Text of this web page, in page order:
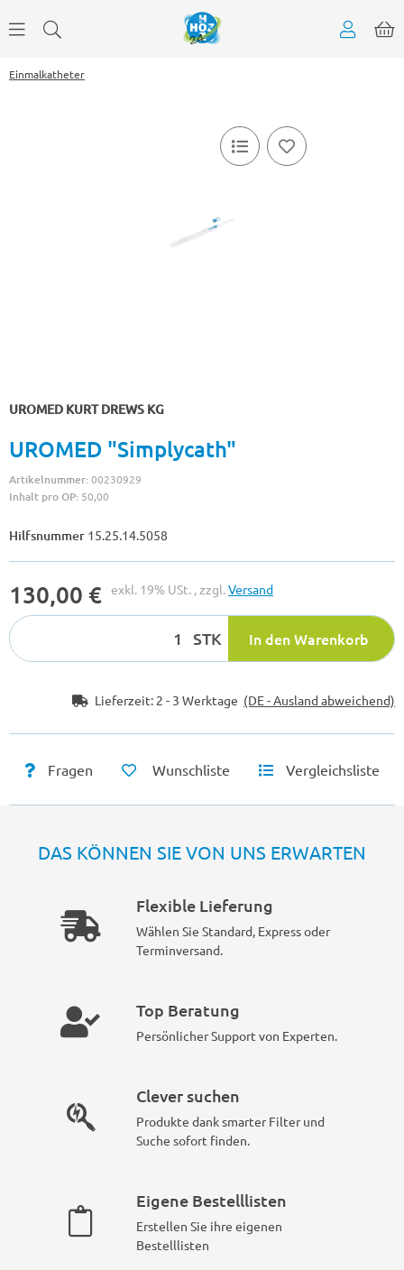
Einmalkatheter
UROMED KURT DREWS KG
UROMED "Simplycath"
Artikelnummer:00230929
Inhalt pro OP: 50,00
Hilfsnummer 15.25.14.5058
130,00 € exkl. 19% USt. , zzgl.Versand
STK In den Warenkorb
Lieferzeit: 2 - 3 Werktage (DE - Ausland abweichend)
Fragen Wunschliste Vergleichsliste
DAS KÖNNEN SIE VON UNS ERWARTEN
Flexible Lieferung
Wählen Sie Standard, Express oder
Terminversand.
Top Beratung
Persönlicher Support von Experten.
Clever suchen
Produkte dank smarter Filter und
Suche sofort finden.
Eigene Bestelllisten
Erstellen Sie ihre eigenen
Bestelllisten